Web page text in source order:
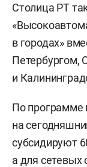
Столица РТ
в городах»
Петербургом,
и
По программе
на
субсидируют
а для сетевых